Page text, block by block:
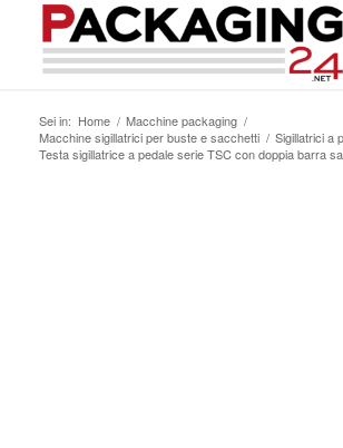
Sei in: Home / Macchine packaging /
Macchine sigillatrici per buste e sacchetti / Sigillatrici a
Testa sigillatrice a pedale serie TSC con doppia barra